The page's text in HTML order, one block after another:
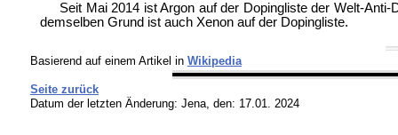
Seit Mai 2014 ist Argon auf der Dopingliste der Welt-
demselben Grund ist auch Xenon auf der Dopingliste.
Basierend auf einem Artikel in Wikipedia
Seite zurück
Datum der letzten Änderung: Jena, den: 17.01. 2024